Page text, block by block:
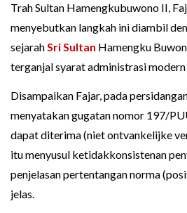
Trah Sultan Hamengkubuwono II,
menyebutkan langkah ini diambil
sejarahSri Sultan Hamengku
terganjal syarat administrasi
Disampaikan Fajar, pada
menyatakan gugatan nomor 197/
dapat diterima (niet ontvankelijke
itu menyusul ketidakkonsistenan
penjelasan pertentangan norma
jelas.